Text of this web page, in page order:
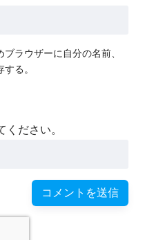
ラウザーに自分の名前、
る。
ください。